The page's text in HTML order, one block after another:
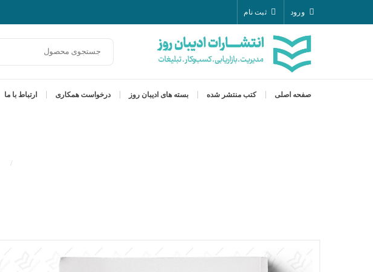
ورود ثبت نام
صفحه اصلی کتب منتشر شده بسته های ادیبان روز درخواست همکاری ارتباط با ما